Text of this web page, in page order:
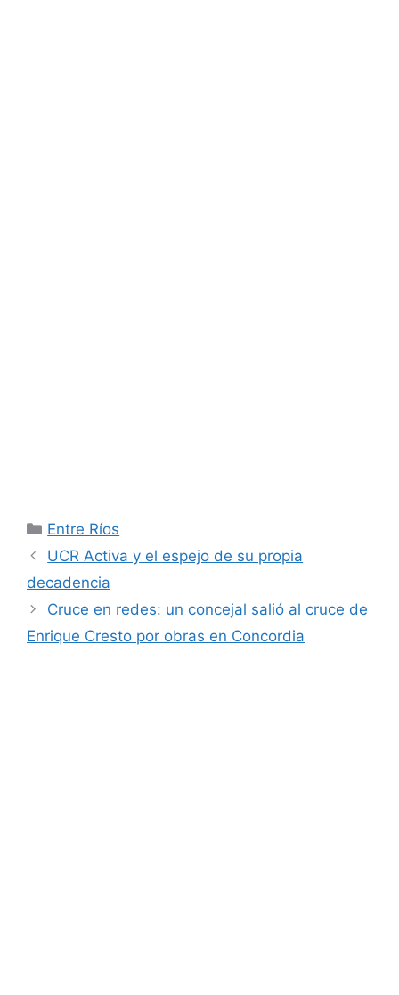
Categorías
Entre Ríos
UCR Activa y el espejo de su propia
decadencia
Cruce en redes: un concejal salió al cruce de
Enrique Cresto por obras en Concordia